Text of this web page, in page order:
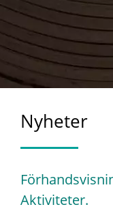
Nyheter
Aktiviteter.